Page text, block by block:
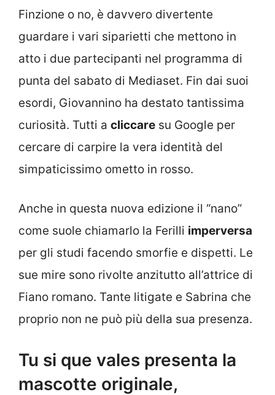
Finzione o no, è davvero divertente
guardare i vari siparietti che mettono in
atto i due partecipanti nel programma di
punta del sabato di Mediaset. Fin dai suoi
esordi, Giovannino ha destato tantissima
curiosità. Tutti a cliccare su Google per
cercare di carpire la vera identità del
simpaticissimo ometto in rosso.
Anche in questa nuova edizione il “nano”
come suole chiamarlo la Ferilli imperversa
per gli studi facendo smorfie e dispetti. Le
sue mire sono rivolte anzitutto all’attrice di
Fiano romano. Tante litigate e Sabrina che
proprio non ne può più della sua presenza.
Tu si que vales presenta la
mascotte originale,